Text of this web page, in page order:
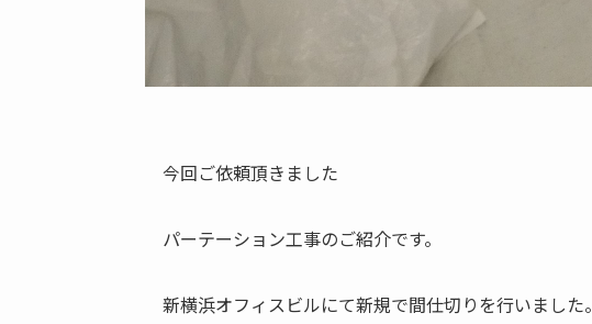
今回ご依頼頂きました
パーテーション工事のご紹介です。
新横浜オフィスビルにて新規で間仕切りを行いました。